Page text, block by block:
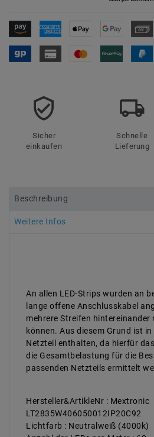
Sicher
einkaufen
Schnelle
Lieferung
Beschreibung
Weitere Infos
An allen LED-Strips wurden an
lange offene Anschlusskabel
mehrere Streifen hintereinander
können. Aus diesem Grund ist
Netzteil enthalten, da hierfür
die Gesamtbelastung für die
passenden Netzteils ermittelt
Hersteller&ArtikleNr : Mextronic
LT2835W406050012IP20C92
Lichtfarb : Neutralweiß (4000k)